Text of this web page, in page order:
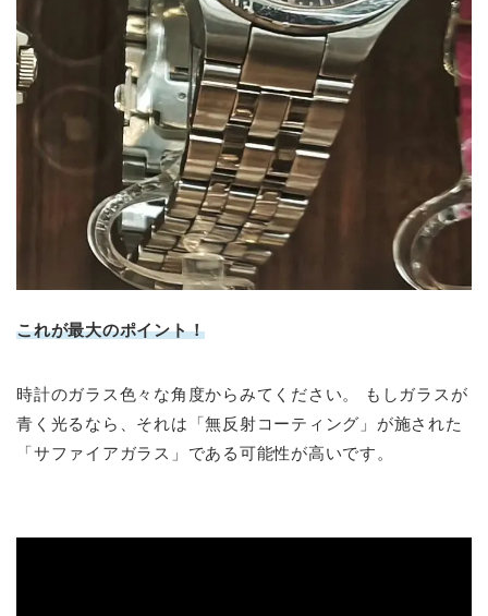
これが最大のポイント！
時計のガラス色々な角度からみてください。 もしガラスが
青く光るなら、それは「無反射コーティング」が施された
「サファイアガラス」である可能性が高いです。